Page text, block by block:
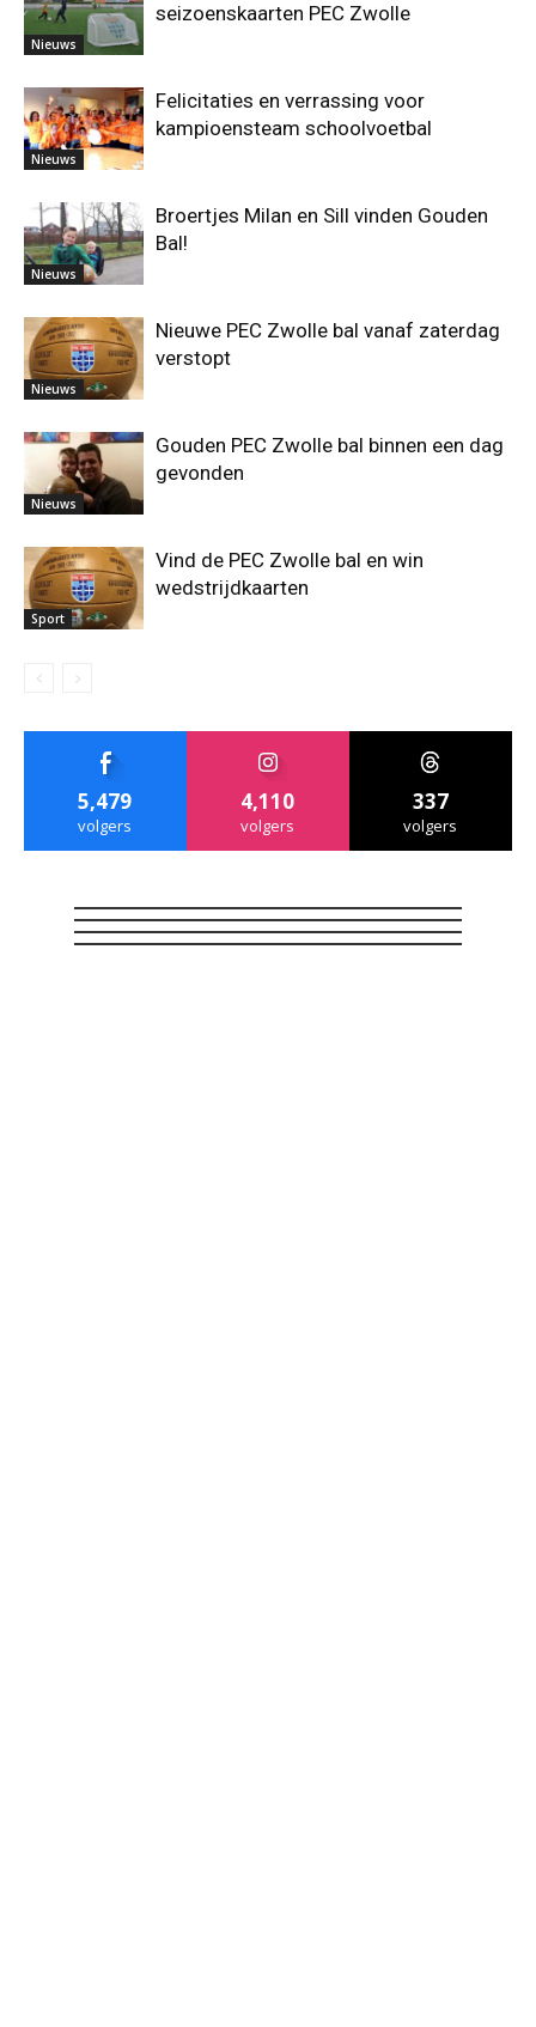
Nieuws
seizoenskaarten PEC Zwolle
Nieuws
Felicitaties en verrassing voor
kampioensteam schoolvoetbal
Nieuws
Broertjes Milan en Sill vinden Gouden
Bal!
Nieuws
Nieuwe PEC Zwolle bal vanaf zaterdag
verstopt
Nieuws
Gouden PEC Zwolle bal binnen een dag
gevonden
Sport
Vind de PEC Zwolle bal en win
wedstrijdkaarten
5,479
volgers
4,110
volgers
337
volgers